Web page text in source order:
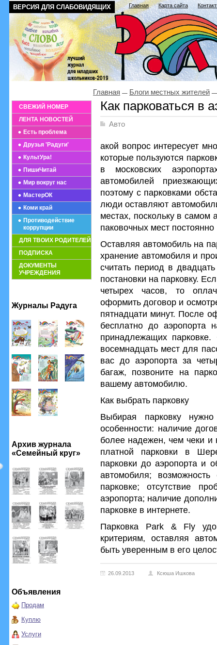
ВЕРСИЯ ДЛЯ СЛАБОВИДЯЩИХ Главная Карта сайта
СВЕЖИЙ НОМЕР
ЛЕНТА НОВОСТЕЙ
Есть проблема
Друзья 'Радуги'
КультУра!
ПишиЧитай
Мир вокруг нас
МастерОК
Коми край
Противодействие
коррупции
ДЛЯ ТВОИХ РОДИТЕЛЕЙ
ПОДПИСКА
ДОКУМЕНТЫ
УЧРЕЖДЕНИЯ
Журналы Радуга
Архив журнала
«Семейный круг»
Объявления
Продам
Куплю
Услуги
Главная Блоги местных жителей
Как парковаться в
Авто
акой вопрос интересует
которые пользуются
в московских
автомобилей
поэтому с парковками
люди оставляют
местах, поскольку в самом
паковочных мест постоянно
Оставляя автомобиль на
хранение автомобиля и
считать период в
постановки на парковку.
четырех часов, то
оформить договор и
пятнадцати минут. После
бесплатно до аэропорта
принадлежащих
восемнадцать мест для
вас до аэропорта за
багаж, позвоните на
вашему автомобилю.
Как выбрать парковку
Выбирая парковку
особенности: наличие
более надежен, чем чеки и
платной парковки в
парковки до аэропорта и
автомобиля;
парковке; отсутствие
аэропорта; наличие
парковке в интернете.
Парковка Park & Fly
критериям, оставляя
быть уверенным в его
26.09.2013 Ксюша Ишкова